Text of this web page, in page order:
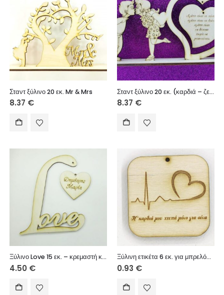
Σταντ ξύλινο 20 εκ. Mr & Mrs
8.37 €
Σταντ ξύλινο 20 εκ. (καρδιά – ζευγάρι)
8.37 €
Ξύλινο Love 15 εκ. – κρεμαστή καρδιά 6 εκ. (ονόματα επιλογής)
4.50 €
Ξύλινη ετικέτα 6 εκ. για μπρελόκ (καρδιογράφημα)
0.93 €